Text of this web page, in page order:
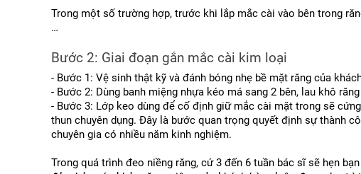
Trong một số trường hợp, trước khi lắp mắc cài vào bên trong
…
Bước 2: Giai đoạn gắn mắc cài kim loại
- Bước 1: Vệ sinh thật kỹ và đánh bóng nhẹ bề mặt răng của
- Bước 2: Dùng banh miệng nhựa kéo má sang 2 bên, lau khô
- Bước 3: Lớp keo dùng để cố định giữ mắc cài mặt trong sẽ
thun chuyên dụng. Đây là bước quan trọng quyết định sự thành
chuyên gia có nhiều năm kinh nghiệm.
Trong quá trình đeo niềng răng, cứ 3 đến 6 tuần bác sĩ sẽ hẹn